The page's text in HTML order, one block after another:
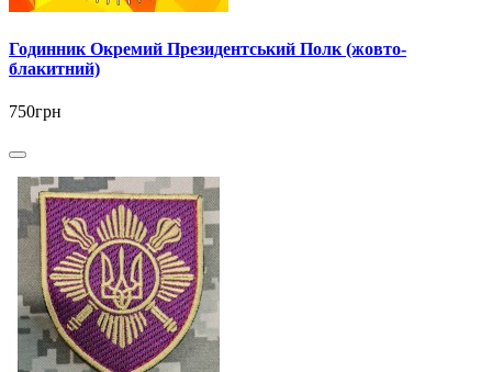
Годинник Окремий Президентський Полк (жовто-
блакитний)
750грн